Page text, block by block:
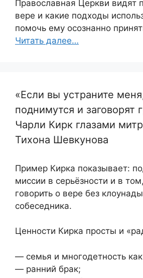
Православная Церкви видят
вере и какие подходы
помочь ему осознанно
Читать далее…
«Если вы устраните
поднимутся и заговорят
Чарли Кирк глазами
Тихона Шевкунова
Пример Кирка показывает:
миссии в серьёзности и в
говорить о вере без
собеседника.
Ценности Кирка просты и
— семья и многодетность
— ранний брак;